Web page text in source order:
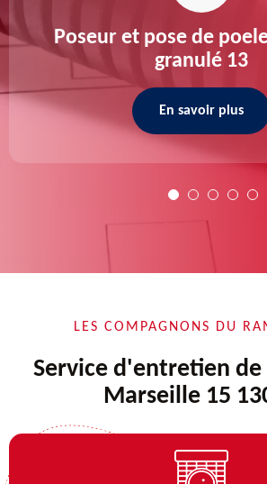
Poseur et pose de
granulé 13
En savoir plus
LES COMPAGNONS DU
Service d'entretien
Marseille 15